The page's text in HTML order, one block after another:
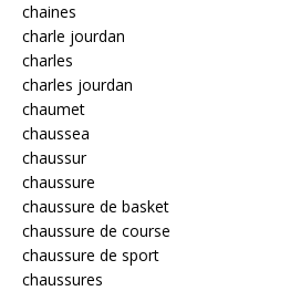
chaines
charle jourdan
charles
charles jourdan
chaumet
chaussea
chaussur
chaussure
chaussure de basket
chaussure de course
chaussure de sport
chaussures